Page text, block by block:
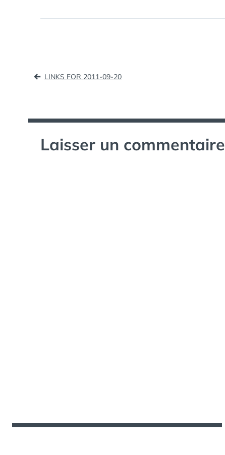
Navigation
l’article
LINKS FOR 2011-09-20
Laisser un commentaire